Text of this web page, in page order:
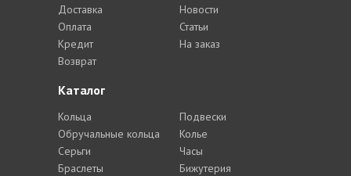
Каталог
Кольца
Обручальные кольца
Серьги
Браслеты
Подвески
Колье
Часы
Бижутерия
Доставка
Оплата
Кредит
Возврат
Новости
Статьи
На заказ